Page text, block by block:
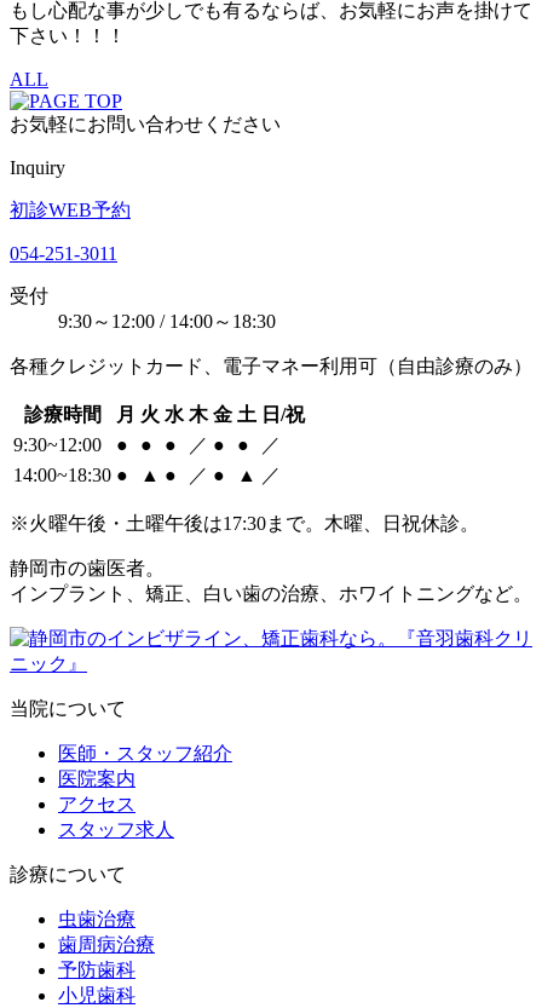
もし心配な事が少しでも有るならば、お気軽にお声を掛けて
下さい！！！
ALL
お気軽にお問い合わせください
Inquiry
初診WEB予約
054-251-3011
受付
9:30～12:00 / 14:00～18:30
各種クレジットカード、電子マネー利用可（自由診療のみ）
診療時間 月 火 水 木 金 土 日/祝
9:30~12:00
● ● ● ／ ● ●
／
14:00~18:30 ● ▲ ● ／ ● ▲ ／
※火曜午後・土曜午後は17:30まで。木曜、日祝休診。
静岡市の歯医者。
インプラント、矯正、白い歯の治療、ホワイトニングなど。
当院について
医師・スタッフ紹介
医院案内
アクセス
スタッフ求人
診療について
虫歯治療
歯周病治療
予防歯科
小児歯科